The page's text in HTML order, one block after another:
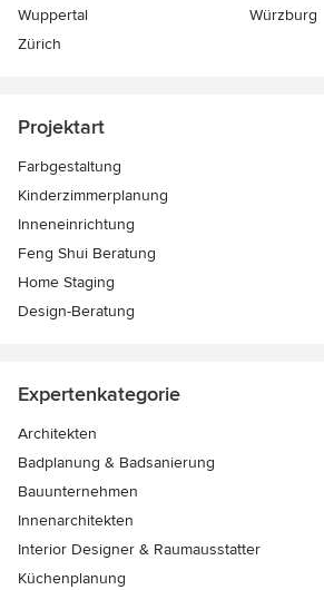
Wuppertal
Würzburg
Zürich
Projektart
Farbgestaltung
Kinderzimmerplanung
Inneneinrichtung
Feng Shui Beratung
Home Staging
Design-Beratung
Expertenkategorie
Architekten
Badplanung & Badsanierung
Bauunternehmen
Innenarchitekten
Interior Designer & Raumausstatter
Küchenplanung